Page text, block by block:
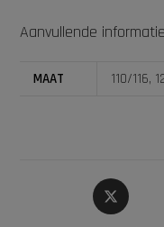
Aanvullende informatie
MAAT 110/116,